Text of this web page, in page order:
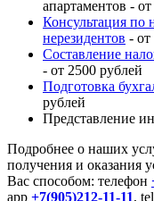
апартаментов -
Консультация по
нерезидентов - от
Составление
- от 2500 рублей
Подготовка
рублей
Представление
Подробнее о наших
получения и оказания
Вас способом: телефон
app +7(905)212-11-11,